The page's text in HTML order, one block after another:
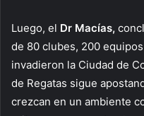
Luego, el Dr Macías,
de 80 clubes, 200
invadieron la Ciudad de
de Regatas sigue
crezcan en un ambiente